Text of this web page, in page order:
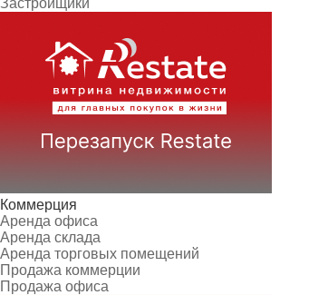
Застройщики
Коммерция
Аренда офиса
Аренда склада
Аренда торговых помещений
Продажа коммерции
Продажа офиса